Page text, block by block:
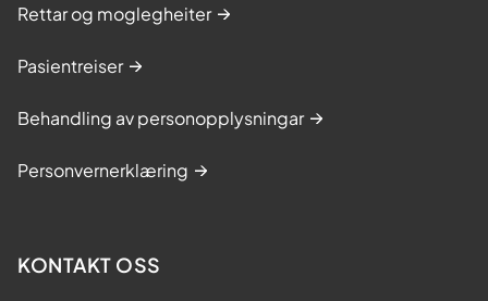
Rettar og moglegheiter
Pasientreiser
Behandling av personopplysningar
Personvernerklæring
KONTAKT OSS